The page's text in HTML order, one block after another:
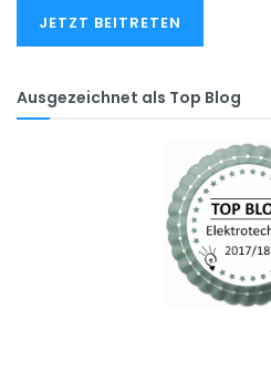
JETZT BEITRETEN
Ausgezeichnet als Top Blog